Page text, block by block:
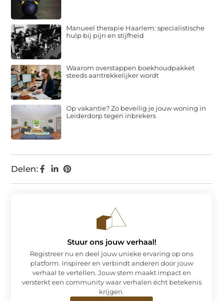
Delen:
Manueel therapie Haarlem: specialistische
hulp bij pijn en stijfheid
Waarom overstappen boekhoudpakket
steeds aantrekkelijker wordt
Op vakantie? Zo beveilig je jouw woning in
Leiderdorp tegen inbrekers
Stuur ons jouw verhaal!
Registreer nu en deel jouw unieke ervaring op ons
platform. Inspireer en verbindt anderen door jouw
verhaal te vertellen. Jouw stem maakt impact en
versterkt een community waar verhalen écht betekenis
krijgen.